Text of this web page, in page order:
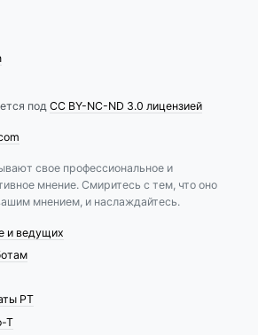
под CC BY-NC-ND 3.0 лицензией
свое профессиональное и
мнение. Смиритесь с тем, что оно
мнением, и наслаждайтесь.
и ведущих
РТ
Т